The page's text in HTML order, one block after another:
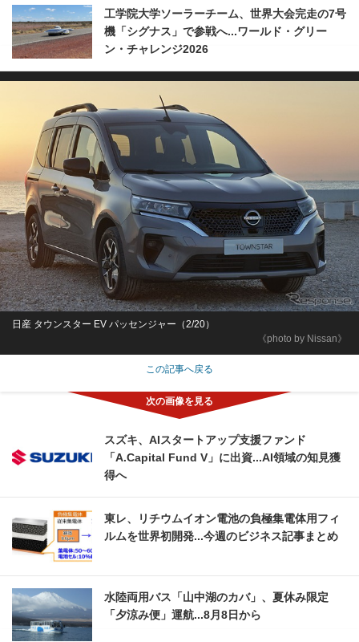
工学院大学ソーラーチーム、世界大会完走の7号
機「シグナス」で参戦へ...ワールド・グリー
ン・チャレンジ2026
《photo by Nissan》
日産 タウンスター EV パッセンジャー（2/20）
この記事へ戻る
スズキ、AIスタートアップ支援ファンド
「A.Capital Fund V」に出資...AI領域の知見獲
得へ
東レ、リチウムイオン電池の負極集電体用フィ
ルムを世界初開発...今週のビジネス記事まとめ
水陸両用バス「山中湖のカバ」、夏休み限定
「夕涼み便」運航...8月8日から